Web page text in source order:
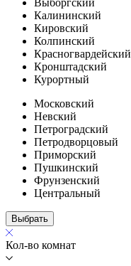
Выборгский
Калининский
Кировский
Колпинский
Красногвардейский
Кронштадский
Курортный
Московский
Невский
Петроградский
Петродворцовый
Приморский
Пушкинский
Фрунзенский
Центральный
Выбрать
Кол-во комнат